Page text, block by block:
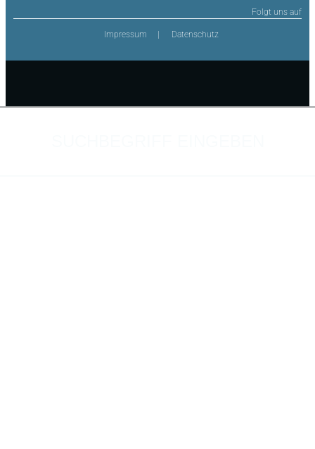
Folgt uns auf
Impressum Datenschutz